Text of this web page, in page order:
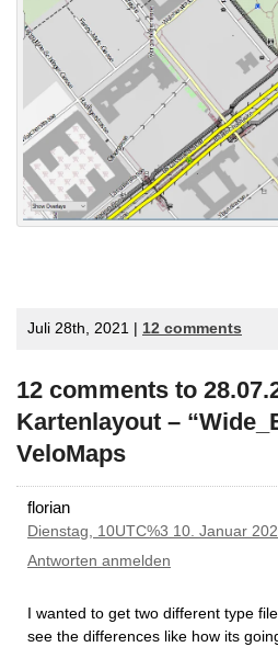
Juli 28th, 2021 | 12 comments
12 comments to
Kartenlayout –
VeloMaps
florian
Dienstag, 10UTC%3 10. Januar
Antworten anmelden
I wanted to get two different type
see the differences like how its